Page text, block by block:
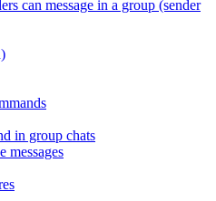
can message in a group (sender
in group chats
messages